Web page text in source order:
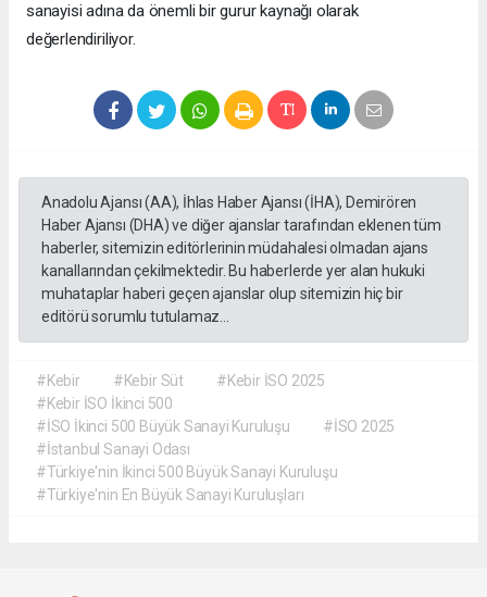
sanayisi adına da önemli bir gurur kaynağı olarak
değerlendiriliyor.
Anadolu Ajansı (AA), İhlas Haber Ajansı (İHA), Demirören
Haber Ajansı (DHA) ve diğer ajanslar tarafından eklenen tüm
haberler, sitemizin editörlerinin müdahalesi olmadan ajans
kanallarından çekilmektedir. Bu haberlerde yer alan hukuki
muhataplar haberi geçen ajanslar olup sitemizin hiç bir
editörü sorumlu tutulamaz...
#Kebir #Kebir Süt
#Kebir İSO 2025
#Kebir İSO İkinci 500
#İSO İkinci 500 Büyük Sanayi Kuruluşu
#İSO 2025
#İstanbul Sanayi Odası
#Türkiye'nin İkinci 500 Büyük Sanayi Kuruluşu
#Türkiye'nin En Büyük Sanayi Kuruluşları